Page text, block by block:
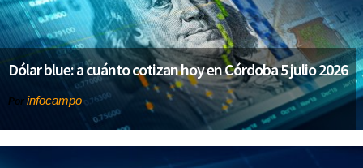
Dólar blue: a cuánto cotizan hoy en Córdoba 5 julio 2026
Por infocampo